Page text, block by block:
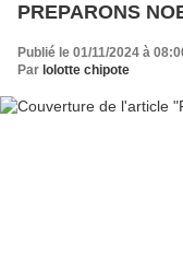
PREPARONS
Publié le 01/11/2024 à
Par lolotte chipote